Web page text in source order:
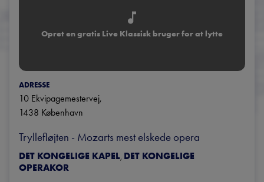
Opret en gratis Live Klassisk bruger for at lytte
ADRESSE
10 Ekvipagemestervej,
1438 København
Tryllefløjten - Mozarts mest elskede opera
DET KONGELIGE KAPEL, DET KONGELIGE
OPERAKOR